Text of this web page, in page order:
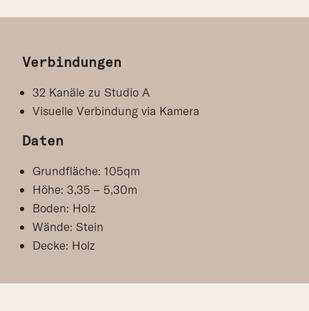
Verbindungen
32 Kanäle zu Studio A
Visuelle Verbindung via Kamera
Daten
Grundfläche: 105qm
Höhe: 3,35 – 5,30m
Boden: Holz
Wände: Stein
Decke: Holz